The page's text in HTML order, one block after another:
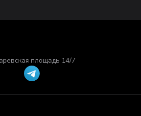
площадь 14/7